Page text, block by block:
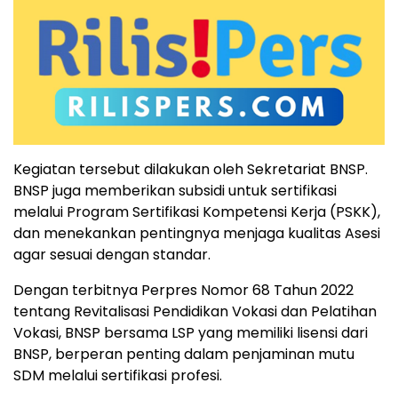
Kegiatan tersebut dilakukan oleh Sekretariat BNSP.
BNSP juga memberikan subsidi untuk sertifikasi
melalui Program Sertifikasi Kompetensi Kerja (PSKK),
dan menekankan pentingnya menjaga kualitas Asesi
agar sesuai dengan standar.
Dengan terbitnya Perpres Nomor 68 Tahun 2022
tentang Revitalisasi Pendidikan Vokasi dan Pelatihan
Vokasi, BNSP bersama LSP yang memiliki lisensi dari
BNSP, berperan penting dalam penjaminan mutu
SDM melalui sertifikasi profesi.